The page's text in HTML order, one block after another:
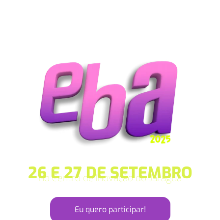
26 E 27 DE SETEMBRO
no Centro de Inovação do Jaraguá
Eu quero participar!